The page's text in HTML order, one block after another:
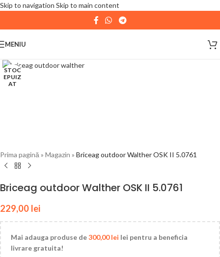
Skip to navigation Skip to main content
| 📦 Program livrari|In perioada11 August - 18
August,
expediate. Va multumim pentru intelegere!
MENIU
STOC
EPUIZ
AT
Prima pagină » Magazin » Briceag outdoor Walther OSK II 5.0761
Briceag outdoor Walther OSK II 5.0761
229,00 lei
Mai adauga produse de300,00lei lei pentru a beneficia
livrare gratuita!